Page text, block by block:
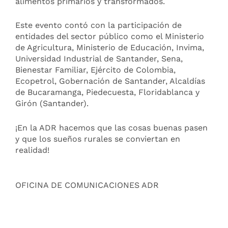
Este evento contó con la participación de
entidades del sector público como el Ministerio
de Agricultura, Ministerio de Educación, Invima,
Universidad Industrial de Santander, Sena,
Bienestar Familiar, Ejército de Colombia,
Ecopetrol, Gobernación de Santander, Alcaldías
de Bucaramanga, Piedecuesta, Floridablanca y
Girón (Santander).
¡En la ADR hacemos que las cosas buenas pasen
y que los sueños rurales se conviertan en
realidad!
OFICINA DE COMUNICACIONES ADR